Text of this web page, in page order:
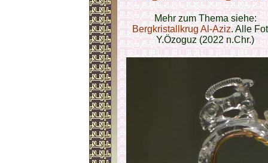
Mehr zum Thema siehe:
Bergkristallkrug Al-Aziz. Alle
Y.Özoguz (2022 n.Chr.)